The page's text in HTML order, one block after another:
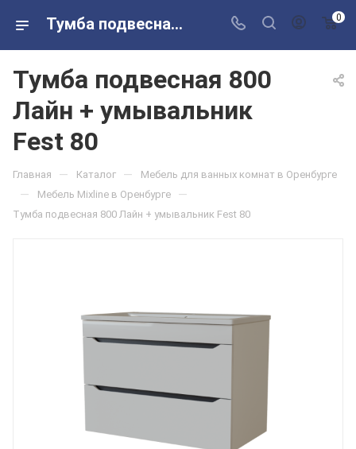
Тумба подвесная 800 Лайн + умывальник Fest 80 в розничных магазинах Сантехторг 0
Тумба подвесная 800
Лайн + умывальник
Fest 80
Главная — Каталог — Мебель для ванных комнат в Оренбурге
— Мебель Mixline в Оренбурге —
Тумба подвесная 800 Лайн + умывальник Fest 80